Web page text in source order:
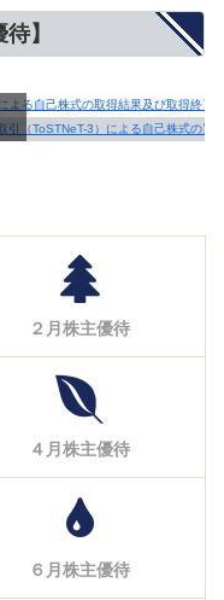
】
よる自己株式の取得結果及び取得終了
引（ToSTNeT-3）による自己株式の買
２月株主優待
４月株主優待
６月株主優待